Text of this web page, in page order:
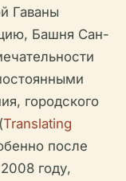
Гаваны
Башня Сан-
городского
Translating
после
году,